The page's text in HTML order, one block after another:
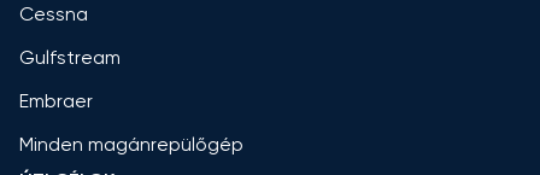
Cessna
Gulfstream
Embraer
Minden magánrepülőgép